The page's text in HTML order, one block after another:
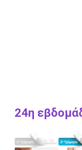
24η